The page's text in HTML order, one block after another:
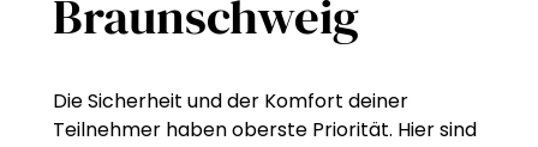
Braunschweig
Die Sicherheit und der Komfort deiner
Teilnehmer haben oberste Priorität. Hier sind